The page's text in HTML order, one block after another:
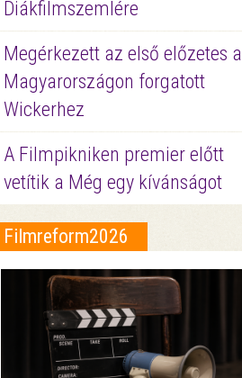
Diákfilmszemlére
Megérkezett az első előzetes a
Magyarországon forgatott
Wickerhez
A Filmpikniken premier előtt
vetítik a Még egy kívánságot
Filmreform2026